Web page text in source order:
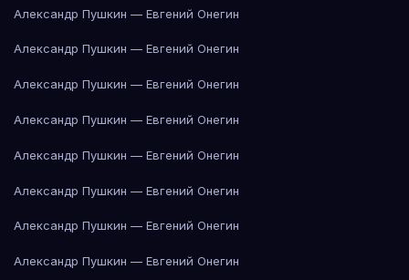
Александр Пушкин — Евгений Онегин
Александр Пушкин — Евгений Онегин
Александр Пушкин — Евгений Онегин
Александр Пушкин — Евгений Онегин
Александр Пушкин — Евгений Онегин
Александр Пушкин — Евгений Онегин
Александр Пушкин — Евгений Онегин
Александр Пушкин — Евгений Онегин